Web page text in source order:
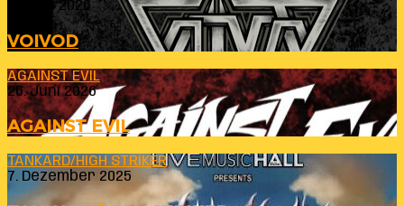
23. Juli 2026
VOIVOD
AGAINST EVIL
26. Juni 2026
AGAINST EVIL
TANKARD/HIGH STRIKER
7. Dezember 2025